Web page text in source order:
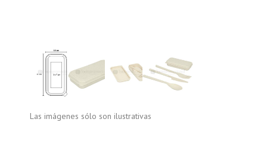
Las imágenes sólo son ilustrativas